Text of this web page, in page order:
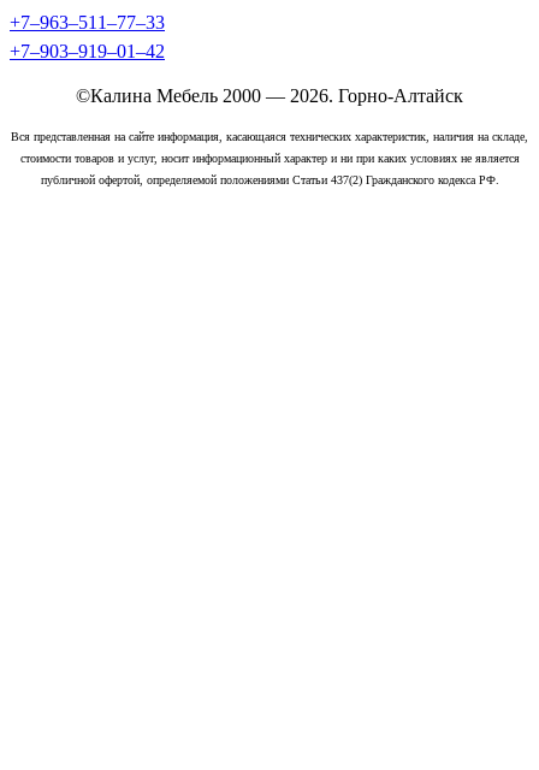
+7‒963‒511‒77‒33
+7‒903‒919‒01‒42
©Калина Мебель 2000 — 2026. Горно-Алтайск
Вся представленная на сайте информация, касающаяся технических характеристик, наличия на складе,
стоимости товаров и услуг, носит информационный характер и ни при каких условиях не является
публичной офертой, определяемой положениями Статьи 437(2) Гражданского кодекса РФ.